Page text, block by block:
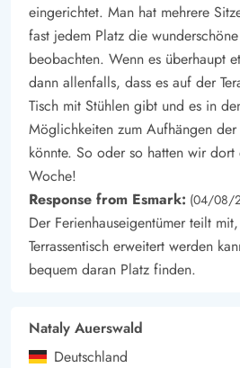
eingerichtet. Man hat mehrere
fast jedem Platz die
beobachten. Wenn es überhaupt
dann allenfalls, dass es auf der
Tisch mit Stühlen gibt und es in
Möglichkeiten zum Aufhängen
könnte. So oder so hatten wir dort
Woche!
Response from Esmark: (04/08/
Der Ferienhauseigentümer teilt
Terrassentisch erweitert werden
bequem daran Platz finden.
Nataly Auerswald
Deutschland